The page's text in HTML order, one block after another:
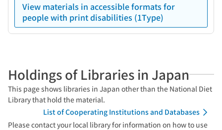
View materials in accessible formats for
people with print disabilities (1Type)
Holdings of Libraries in Japan
This page shows libraries in Japan other than the National Diet
Library that hold the material.
List of Cooperating Institutions and Databases
Please contact your local library for information on how to use